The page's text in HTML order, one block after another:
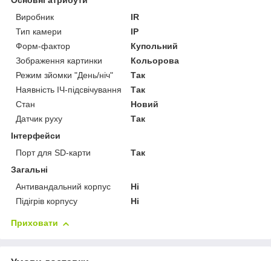
Виробник
IR
Тип камери
IP
Форм-фактор
Купольний
Зображення картинки
Кольорова
Режим зйомки "День/ніч"
Так
Наявність ІЧ-підсвічування
Так
Стан
Новий
Датчик руху
Так
Інтерфейси
Порт для SD-карти
Так
Загальні
Антивандальний корпус
Ні
Підігрів корпусу
Ні
Приховати